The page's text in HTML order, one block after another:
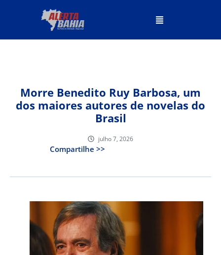
Morre Benedito Ruy Barbosa, um
dos maiores autores de novelas do
Brasil
julho 7, 2026
Compartilhe >>